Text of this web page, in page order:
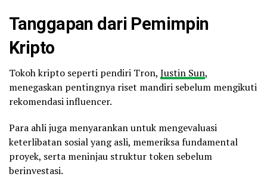
Tanggapan dari Pemimpin
Kripto
Tokoh kripto seperti pendiri Tron, Justin Sun,
menegaskan pentingnya riset mandiri sebelum mengikuti
rekomendasi influencer.
Para ahli juga menyarankan untuk mengevaluasi
keterlibatan sosial yang asli, memeriksa fundamental
proyek, serta meninjau struktur token sebelum
berinvestasi.